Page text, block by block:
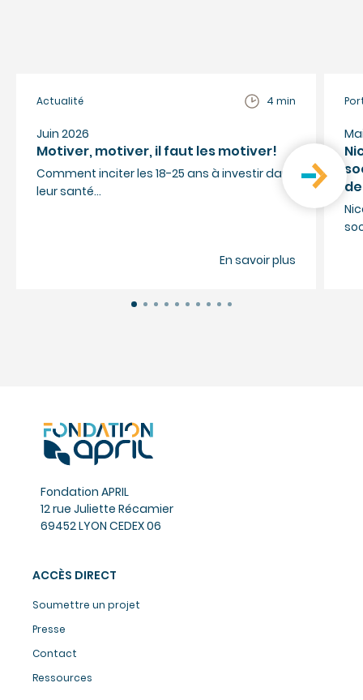
Actualité 4 min
Juin 2026
Motiver, motiver, il faut les motiver!
Comment inciter les 18-25 ans à investir dans
leur santé…
En savoir plus
Fondation APRIL
12 rue Juliette Récamier
69452 LYON CEDEX 06
ACCÈS DIRECT
Soumettre un projet
Presse
Contact
Ressources